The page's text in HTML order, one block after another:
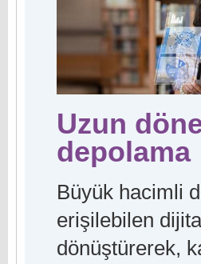
Uzun
depolama
Büyük hacimli
erişilebilen
dönüştürerek,